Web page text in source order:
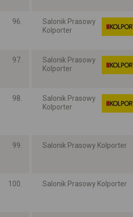
96.
Salonik Prasowy
Kolporter
97.
Salonik Prasowy
Kolporter
98.
Salonik Prasowy
Kolporter
99. Salonik Prasowy Kolporter
100. Salonik Prasowy Kolporter